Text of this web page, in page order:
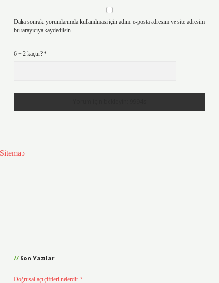
Daha sonraki yorumlarımda kullanılması için adım, e-posta adresim ve site adresim
bu tarayıcıya kaydedilsin.
6 + 2 kaçtır? *
Sitemap
Son Yazılar
Doğrusal açı çiftleri nelerdir ?